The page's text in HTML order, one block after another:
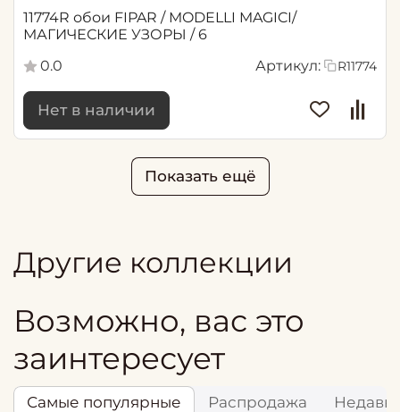
11774R обои FIPAR / MODELLI MAGICI/
МАГИЧЕСКИЕ УЗОРЫ / 6
0.0
Артикул: R11774
Нет в наличии
Показать ещё
Другие коллекции
Возможно, вас это
заинтересует
Самые популярные Распродажа